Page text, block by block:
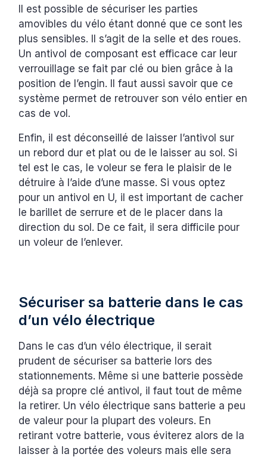
Il est possible de sécuriser les parties
amovibles du vélo étant donné que ce sont les
plus sensibles. Il s’agit de la selle et des roues.
Un antivol de composant est efficace car leur
verrouillage se fait par clé ou bien grâce à la
position de l’engin. Il faut aussi savoir que ce
système permet de retrouver son vélo entier en
cas de vol.
Enfin, il est déconseillé de laisser l’antivol sur
un rebord dur et plat ou de le laisser au sol. Si
tel est le cas, le voleur se fera le plaisir de le
détruire à l’aide d’une masse. Si vous optez
pour un antivol en U, il est important de cacher
le barillet de serrure et de le placer dans la
direction du sol. De ce fait, il sera difficile pour
un voleur de l’enlever.
Sécuriser sa batterie dans le cas
d’un vélo électrique
Dans le cas d’un vélo électrique, il serait
prudent de sécuriser sa batterie lors des
stationnements. Même si une batterie possède
déjà sa propre clé antivol, il faut tout de même
la retirer. Un vélo électrique sans batterie a peu
de valeur pour la plupart des voleurs. En
retirant votre batterie, vous éviterez alors de la
laisser à la portée des voleurs mais elle sera